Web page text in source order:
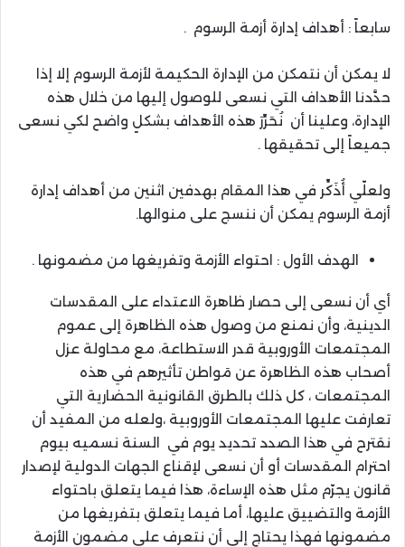
سابعاً : أهداف إدارة أزمة الرسوم .
لا يمكن أن نتمكن من الإدارة الحكيمة لأزمة الرسوم إلا إذا
حدَّدنا الأهداف التي نسعى للوصول إليها من خلال هذه
الإدارة، وعلينا أن نُحَرِّرَ هذه الأهداف بشكلٍ واضح لكي نسعى
جميعاً إلى تحقيقها .
ولعلّي أُذَكِّر في هذا المقام بهدفين اثنين من أهداف إدارة
أزمة الرسوم يمكن أن ننسج على منوالها.
الهدف الأول : احتواء الأزمة وتفريغها من مضمونها .
أي أن نسعى إلى حصار ظاهرة الاعتداء على المقدسات
الدينية، وأن نمنع من وصول هذه الظاهرة إلى عموم
المجتمعات الأوروبية قدر الاستطاعة، مع محاولة عزل
أصحاب هذه الظاهرة عن مَواطن تأثيرهم في هذه
المجتمعات ، كل ذلك بالطرق القانونية الحضارية التي
تعارفت عليها المجتمعات الأوروبية ،ولعله من المفيد أن
نقترح في هذا الصدد تحديد يوم في السنة نسميه بيوم
احترام المقدسات أو أن نسعى لإقناع الجهات الدولية لإصدار
قانون يجرّم مثل هذه الإساءة، هذا فيما يتعلق باحتواء
الأزمة والتضييق عليها، أما فيما يتعلق بتفريغها من
مضمونها فهذا يحتاج إلى أن نتعرف على مضمون الأزمة